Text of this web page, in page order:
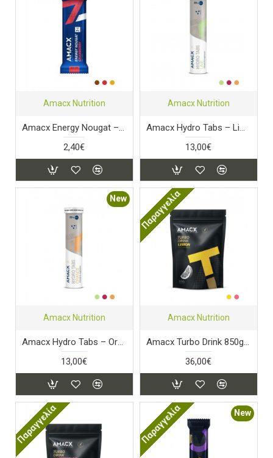
Amacx Nutrition
Amacx Energy Nougat – Cranberry
2,40€
Amacx Nutrition
Amacx Hydro Tabs – Lime
13,00€
New
Amacx Nutrition
Amacx Hydro Tabs – Orange
13,00€
Παραγγελία
Amacx Nutrition
Amacx Turbo Drink 850gr Lemon
36,00€
Παραγγελία New
Παραγγελία